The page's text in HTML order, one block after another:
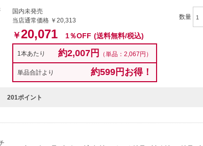
国内未発売
当店通常価格 ￥20,313
￥20,071 1％OFF (送料無料/税込)
1本あたり 約2,007円 （単品：2,067円）
単品合計より 約599円お得！
数量
201ポイント